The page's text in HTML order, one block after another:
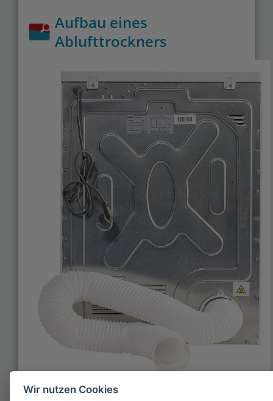
Aufbau eines
Ablufttrockners
Diese sogenannte „Weiße Ware“, zu der auch dieser
Wir nutzen Cookies